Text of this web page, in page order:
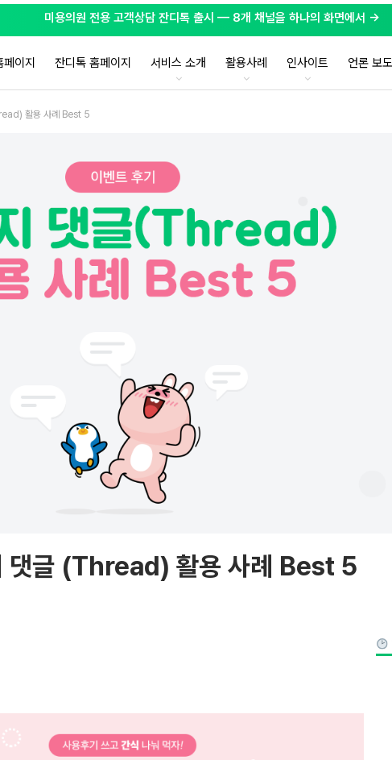
미용의원 전용 고객상담 잔디톡 출시 — 8개 채널을 하나의 화면에서 →
이지 잔디톡 홈페이지 서비스 소개 활용사례 인사이트 언론 보도
활용 사례 Best 5
댓글 (Thread) 활용 사례 Best 5